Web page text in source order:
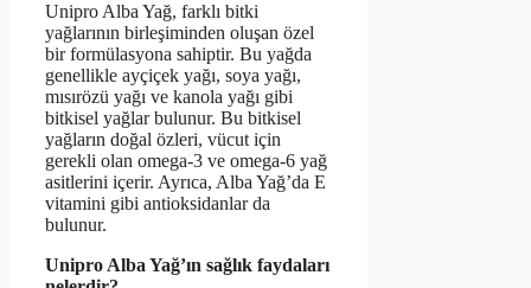
Unipro Alba Yağ, farklı bitki
yağlarının birleşiminden oluşan özel
bir formülasyona sahiptir. Bu yağda
genellikle ayçiçek yağı, soya yağı,
mısırözü yağı ve kanola yağı gibi
bitkisel yağlar bulunur. Bu bitkisel
yağların doğal özleri, vücut için
gerekli olan omega-3 ve omega-6 yağ
asitlerini içerir. Ayrıca, Alba Yağ’da E
vitamini gibi antioksidanlar da
bulunur.
Unipro Alba Yağ’ın sağlık faydaları